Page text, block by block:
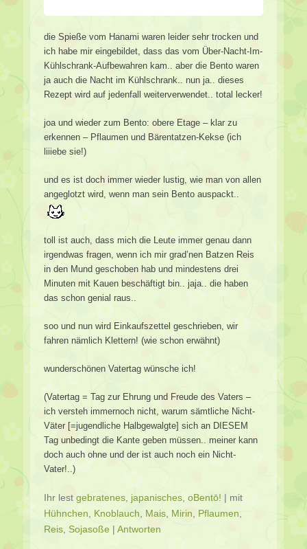
die Spieße vom Hanami waren leider sehr trocken und
ich habe mir eingebildet, dass das vom Über-Nacht-Im-
Kühlschrank-Aufbewahren kam.. aber die Bento waren
ja auch die Nacht im Kühlschrank.. nun ja.. dieses
Rezept wird auf jedenfall weiterverwendet.. total lecker!
joa und wieder zum Bento: obere Etage – klar zu
erkennen – Pflaumen und Bärentatzen-Kekse (ich
liiiebe sie!)
und es ist doch immer wieder lustig, wie man von allen
angeglotzt wird, wenn man sein Bento auspackt..
toll ist auch, dass mich die Leute immer genau dann
irgendwas fragen, wenn ich mir grad’nen Batzen Reis
in den Mund geschoben hab und mindestens drei
Minuten mit Kauen beschäftigt bin.. jaja.. die haben
das schon genial raus..
soo und nun wird Einkaufszettel geschrieben, wir
fahren nämlich Klettern! (wie schon erwähnt)
wunderschönen Vatertag wünsche ich!
(Vatertag = Tag zur Ehrung und Freude des Vaters –
ich versteh immernoch nicht, warum sämtliche Nicht-
Väter [=jugendliche Halbgewalgte] sich an DIESEM
Tag unbedingt die Kante geben müssen.. meiner kann
doch auch ohne und der ist auch noch ein Nicht-
Vater!..)
Ihr lest gebratenes japanisches oBentō! | mit
Hühnchen
Knoblauch Mais Mirin Pflaumen
Reis Sojasoße | Antworten